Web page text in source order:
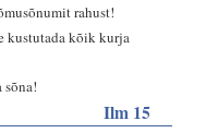
rahust!
kustutada kõik kurja
sõna!
Ilm 15